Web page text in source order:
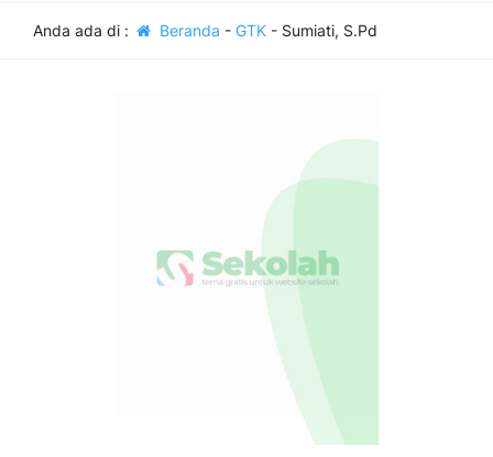
Anda ada di : Beranda - GTK- Sumiati, S.Pd